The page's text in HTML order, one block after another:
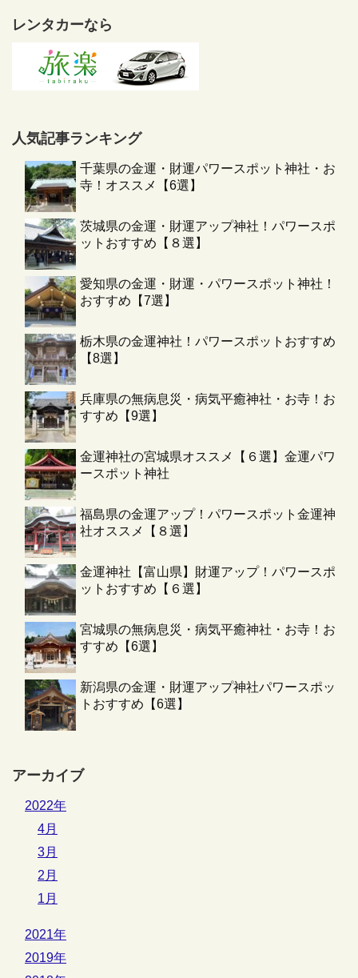
レンタカーなら
人気記事ランキング
千葉県の金運・財運パワースポット神社・お
寺！オススメ【6選】
茨城県の金運・財運アップ神社！パワースポ
ットおすすめ【８選】
愛知県の金運・財運・パワースポット神社！
おすすめ【7選】
栃木県の金運神社！パワースポットおすすめ
【8選】
兵庫県の無病息災・病気平癒神社・お寺！お
すすめ【9選】
金運神社の宮城県オススメ【６選】金運パワ
ースポット神社
福島県の金運アップ！パワースポット金運神
社オススメ【８選】
金運神社【富山県】財運アップ！パワースポ
ットおすすめ【６選】
宮城県の無病息災・病気平癒神社・お寺！お
すすめ【6選】
新潟県の金運・財運アップ神社パワースポッ
トおすすめ【6選】
アーカイブ
2022年
4月
3月
2月
1月
2021年
2019年